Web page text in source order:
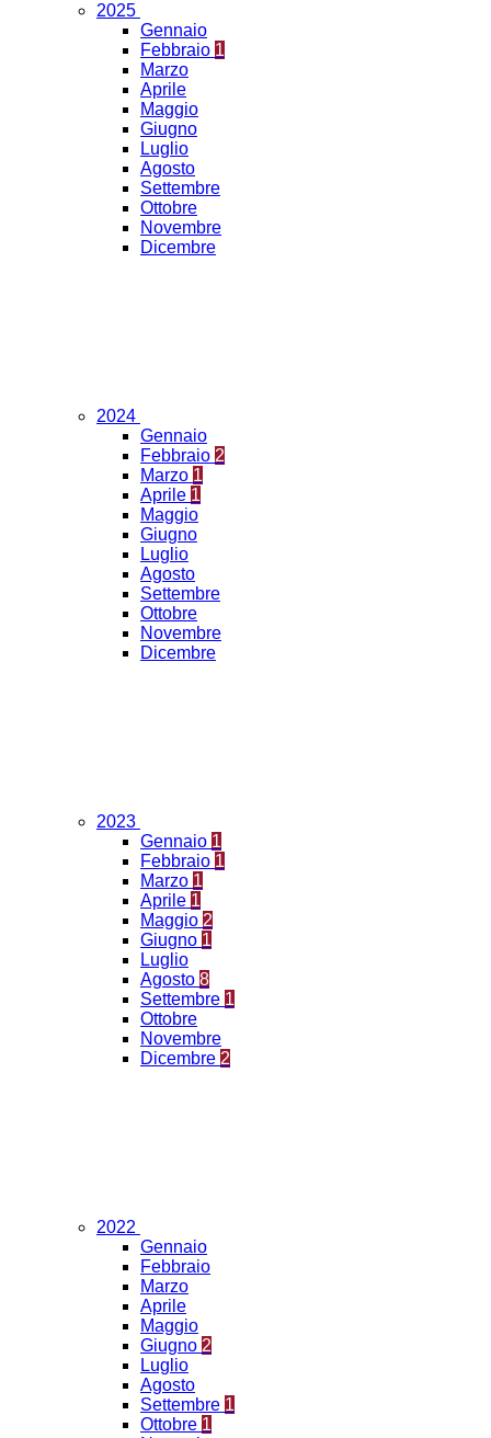
2025
Gennaio
Febbraio 1
Marzo
Aprile
Maggio
Giugno
Luglio
Agosto
Settembre
Ottobre
Novembre
Dicembre
2024
Gennaio
Febbraio 2
Marzo 1
Aprile 1
Maggio
Giugno
Luglio
Agosto
Settembre
Ottobre
Novembre
Dicembre
2023
Gennaio 1
Febbraio 1
Marzo 1
Aprile 1
Maggio 2
Giugno 1
Luglio
Agosto 8
Settembre 1
Ottobre
Novembre
Dicembre 2
2022
Gennaio
Febbraio
Marzo
Aprile
Maggio
Giugno 2
Luglio
Agosto
Settembre 1
Ottobre 1